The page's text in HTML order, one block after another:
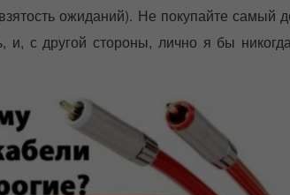
ожиданий). Не покупайте самый
и, с другой стороны, лично я бы